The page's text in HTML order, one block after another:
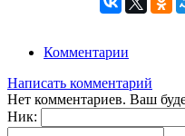
Комментарии
Написать комментарий
Нет комментариев. Ваш
Ник: